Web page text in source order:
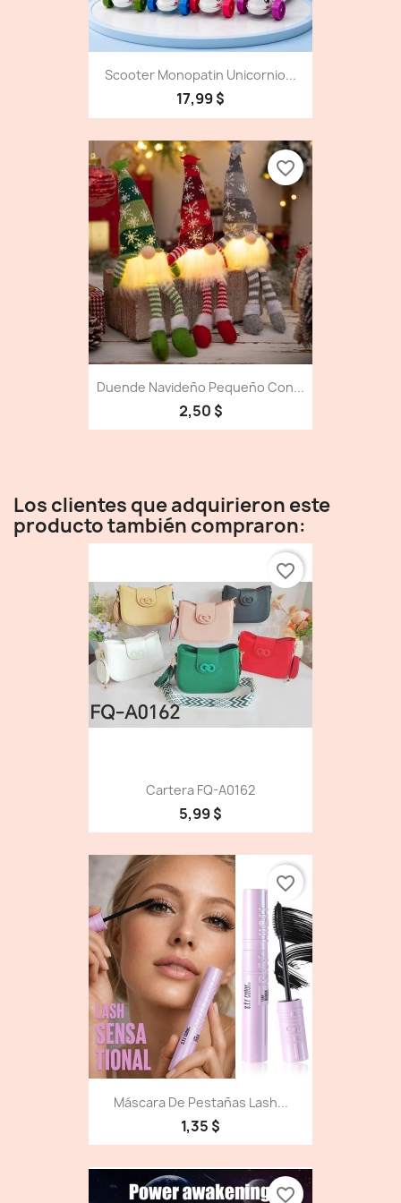
Scooter Monopatin Unicornio...
17,99 $
Duende Navideño Pequeño Con...
2,50 $
favorite_border
Los clientes que adquirieron este
producto también compraron:
Cartera FQ-A0162
5,99 $
favorite_border
Máscara De Pestañas Lash...
1,35 $
favorite_border
favorite_border